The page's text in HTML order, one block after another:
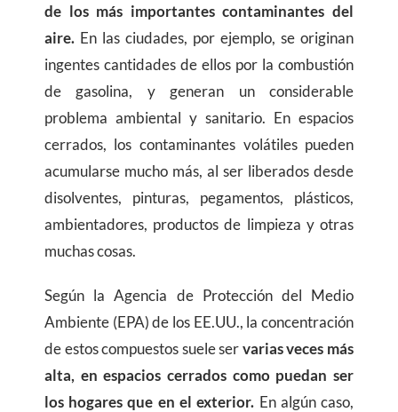
de los más importantes contaminantes del
aire.En las ciudades, por ejemplo, se originan
ingentes cantidades de ellos por la combustión
de gasolina, y generan un considerable
problema ambiental y sanitario. En espacios
cerrados, los contaminantes volátiles pueden
acumularse mucho más, al ser liberados desde
disolventes, pinturas, pegamentos, plásticos,
ambientadores, productos de limpieza y otras
muchas cosas.
Según la Agencia de Protección del Medio
Ambiente (EPA) de los EE.UU., la concentración
de estos compuestos suele servarias veces más
alta, en espacios cerrados como puedan ser
los hogares que en el exterior. En algún caso,